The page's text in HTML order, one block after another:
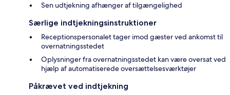
Sen udtjekning afhænger af tilgængelighed
Særlige indtjekningsinstruktioner
Receptionspersonalet tager imod gæster ved ankomst til
overnatningsstedet
Oplysninger fra overnatningsstedet kan være oversat ved
hjælp af automatiserede oversættelsesværktøjer
Påkrævet ved indtjekning